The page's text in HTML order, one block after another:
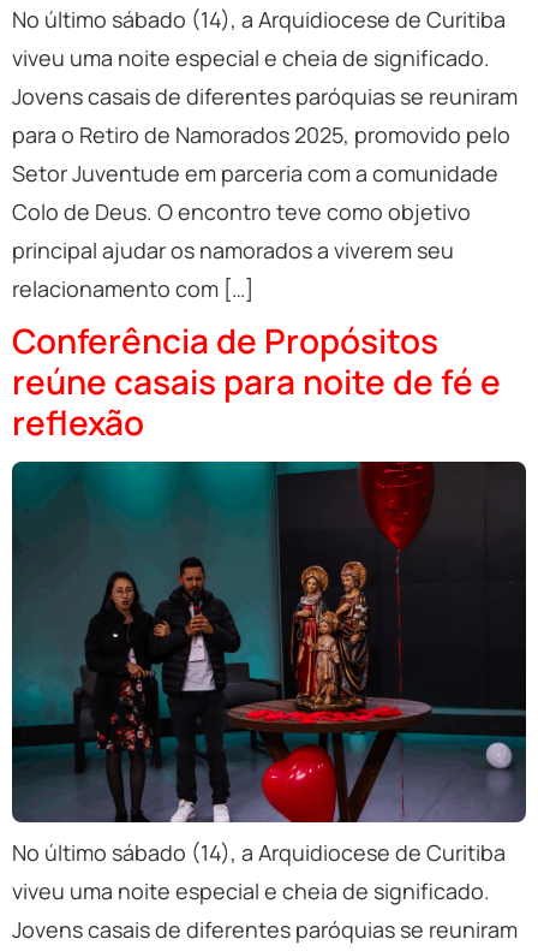
No último sábado (14), a Arquidiocese de Curitiba
viveu uma noite especial e cheia de significado.
Jovens casais de diferentes paróquias se reuniram
para o Retiro de Namorados 2025, promovido pelo
Setor Juventude em parceria com a comunidade
Colo de Deus. O encontro teve como objetivo
principal ajudar os namorados a viverem seu
relacionamento com […]
Conferência de Propósitos
reúne casais para noite de fé e
reflexão
No último sábado (14), a Arquidiocese de Curitiba
viveu uma noite especial e cheia de significado.
Jovens casais de diferentes paróquias se reuniram